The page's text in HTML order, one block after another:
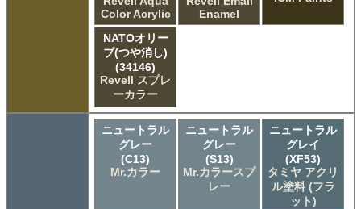
Color Acrylic
Enamel
NATOオリー
ブ(つや消し)
(34146)
Revell スプレ
ーカラー
ニュートラル
グレー
(C13)
Mr.カラー
ニュートラル
グレー
(S13)
Mr.カラースプ
レー
ニュートラル
グレイ
(XF53)
タミヤ アクリ
ル塗料 (フラ
ット)